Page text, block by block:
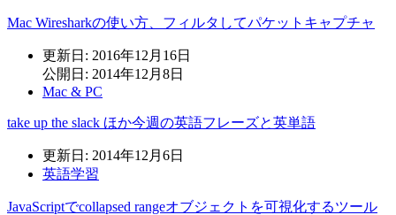
Mac Wiresharkの使い方、フィルタしてパケットキャプチャ
更新日: 2016年12月16日
公開日: 2014年12月8日
Mac & PC
take up the slack ほか今週の英語フレーズと英単語
更新日: 2014年12月6日
英語学習
JavaScriptでcollapsed rangeオブジェクトを可視化するツール